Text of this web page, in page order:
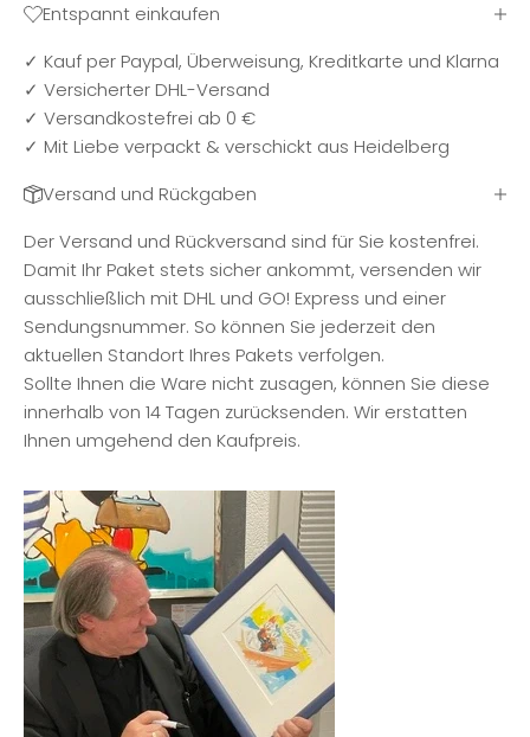
Entspannt einkaufen
✓ Kauf per Paypal, Überweisung, Kreditkarte und Klarna
✓ Versicherter DHL-Versand
✓ Versandkostefrei ab 0 €
✓ Mit Liebe verpackt & verschickt aus Heidelberg
Versand und Rückgaben
Der Versand und Rückversand sind für Sie kostenfrei.
Damit Ihr Paket stets sicher ankommt, versenden wir
ausschließlich mit DHL und GO! Express und einer
Sendungsnummer. So können Sie jederzeit den
aktuellen Standort Ihres Pakets verfolgen.
Sollte Ihnen die Ware nicht zusagen, können Sie diese
innerhalb von 14 Tagen zurücksenden. Wir erstatten
Ihnen umgehend den Kaufpreis.